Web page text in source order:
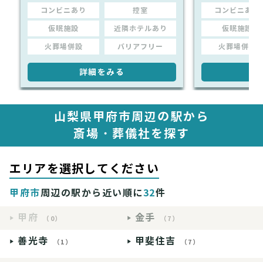
コンビニあり 控室
仮眠施設 近隣ホテルあり
火葬場併設 バリアフリー
詳細をみる
コンビニあり
仮眠施設
火葬場併設
山梨県甲府市周辺の駅から
斎場・葬儀社を探す
エリアを選択してください
甲府市周辺の駅から近い順に32件
甲府
（0） 金手 （7）
善光寺 （1） 甲斐住吉 （7）